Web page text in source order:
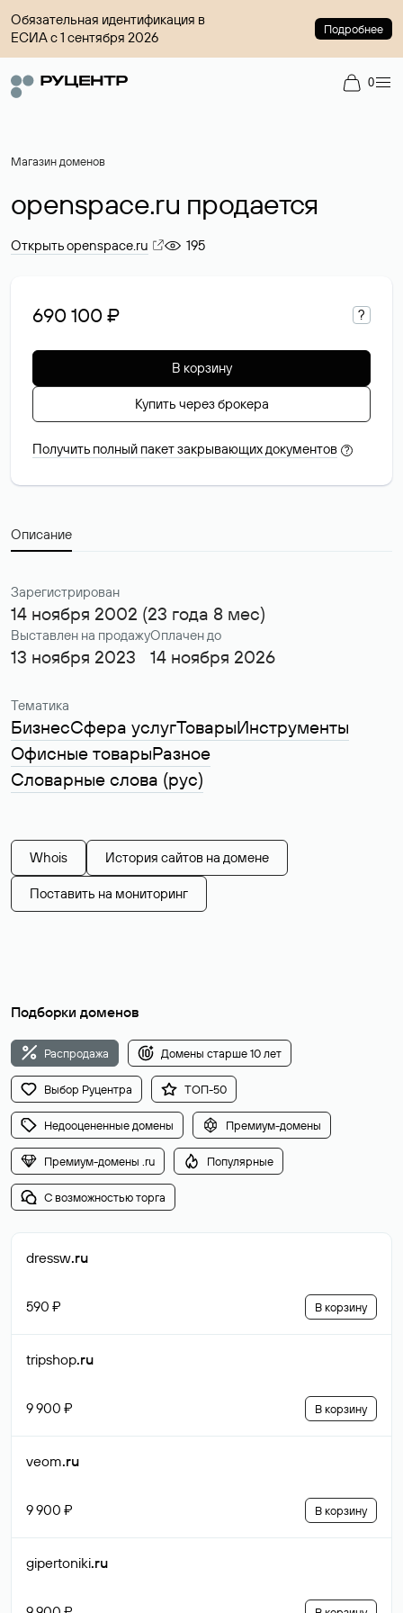
Обязательная идентификация в
ЕСИА с 1 сентября 2026
Подробнее
0
Магазин доменов
openspace.ru продается
Открыть openspace.ru 195
690 100 ₽ ?
В корзину
Купить через брокера
Получить полный пакет закрывающих документов ?
Описание
Зарегистрирован
14 ноября 2002 (23 года 8 мес)
Выставлен на продажу
13 ноября 2023
Оплачен до
14 ноября 2026
Тематика
БизнесСфера услугТоварыИнструменты
Офисные товарыРазное
Словарные слова (рус)
Whois История сайтов на домене
Поставить на мониторинг
Подборки доменов
Распродажа Домены старше 10 лет
Выбор Руцентра ТОП-50
Недооцененные домены Премиум-домены
Премиум-домены .ru Популярные
С возможностью торга
dressw.ru
590 ₽ В корзину
tripshop.ru
9 900 ₽ В корзину
veom.ru
9 900 ₽ В корзину
gipertoniki.ru